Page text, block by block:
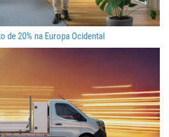
de 20% na Europa Ocidental